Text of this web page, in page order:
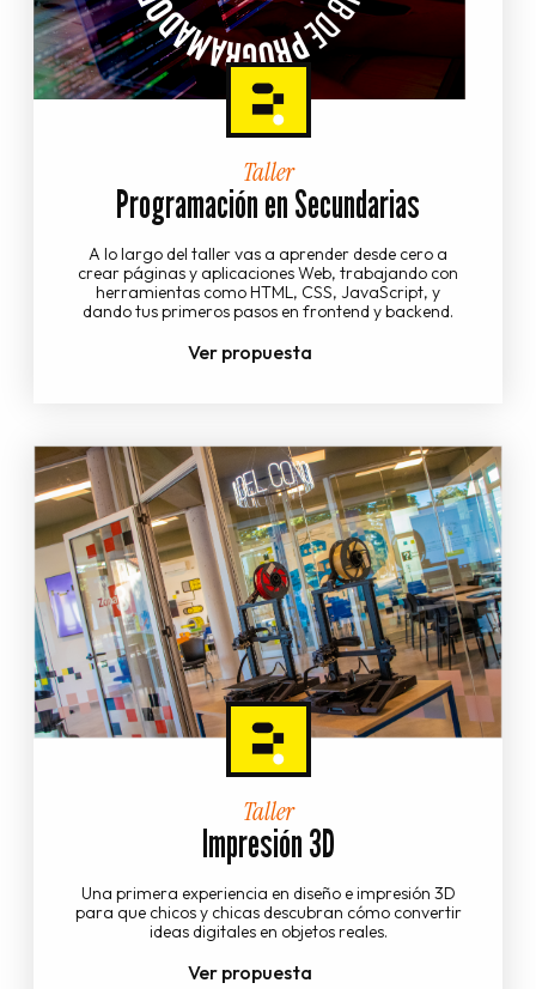
Taller
Programación en Secundarias
A lo largo del taller vas a aprender desde cero a
crear páginas y aplicaciones Web, trabajando con
herramientas como HTML, CSS, JavaScript, y
dando tus primeros pasos en frontend y backend.
Ver propuesta
Taller
Impresión 3D
Una primera experiencia en diseño e impresión 3D
para que chicos y chicas descubran cómo convertir
ideas digitales en objetos reales.
Ver propuesta